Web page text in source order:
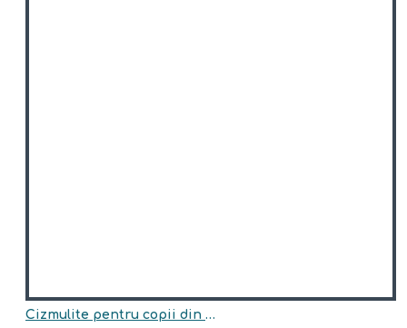
Cizmulite pentru copii din piele naturala,imblanite model ANASTASIA